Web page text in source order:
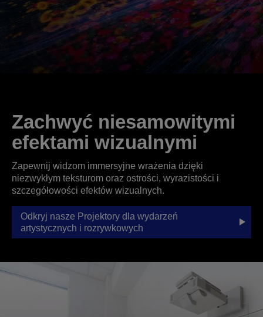
Zachwyć niesamowitymi
efektami wizualnymi
Zapewnij widzom immersyjne wrażenia dzięki
niezwykłym teksturom oraz ostrości, wyrazistości i
szczegółowości efektów wizualnych.
Odkryj nasze Projektory dla wydarzeń
artystycznych i rozrywkowych